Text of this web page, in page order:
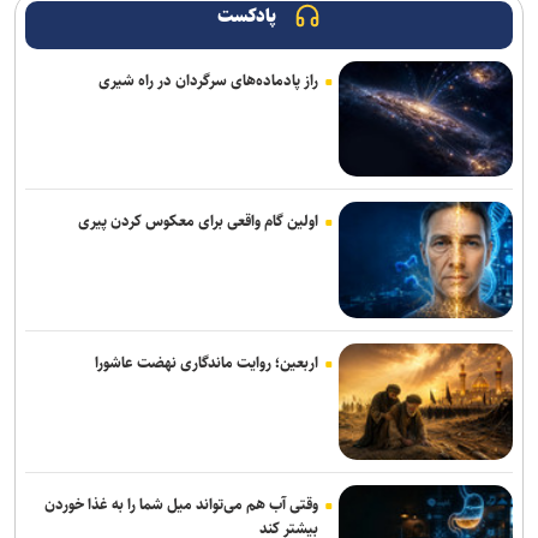
تصاویر جدید از پهپاد‌های منهدم‌شده آمریکا توسط سپاه
گفت‌وگوی تلفنی بن‌سلمان و مکرون درباره امنیت منطقه و آبراه‌های
حیاتی
واشنگتن‌پست: ترامپ در محافل خصوصی از جی‌دی ونس برای انتخابات
۲۰۲۸ حمایت می‌کند
شکایت متقابل همسر نتانیاهو از کارمند سابق اقامتگاه نخست‌وزیری
اسرائیل
باختند
رویترز: ده‌ها شرکت بزرگ آمریکایی هدف حملات سایبری هکر‌ها قرار
گرفتند
شکایت نیومکزیکو از وزارت دادگستری آمریکا برای دریافت اسناد پرونده
اپستین
پادکست
راز پادماده‌های سرگردان در راه شیری
اولین گام واقعی برای معکوس کردن پیری
اربعین؛ روایت ماندگاری نهضت عاشورا
وقتی آب هم می‌تواند میل شما را به غذا خوردن
بیشتر کند